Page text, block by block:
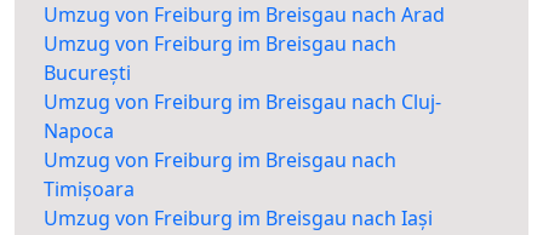
Umzug von Freiburg im Breisgau nach Arad
Umzug von Freiburg im Breisgau nach
București
Umzug von Freiburg im Breisgau nach Cluj-
Napoca
Umzug von Freiburg im Breisgau nach
Timișoara
Umzug von Freiburg im Breisgau nach Iași